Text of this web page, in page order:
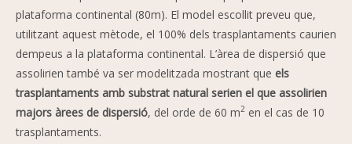
plataforma continental (80m). El model escollit preveu que,
utilitzant aquest mètode, el 100% dels trasplantaments caurien
dempeus a la plataforma continental. L’àrea de dispersió que
assolirien també va ser modelitzada mostrant que els
trasplantaments amb substrat natural serien el que assolirien
majors àrees de dispersió, del orde de 60 m2 en el cas de 10
trasplantaments.